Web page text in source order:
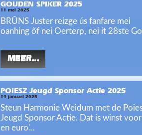
GOUDEN SPIKER 2025
11 mei 2025
BRÛNS Juster reizge ús fanfare mei
oanhing ôf nei Oerterp, nei it 28ste
MEER...
POIESZ Jeugd Sponsor Actie 2025
19 januari 2025
Steun Harmonie Weidum met de
Jeugd Sponsor Actie. Dat is winst
en euro'...